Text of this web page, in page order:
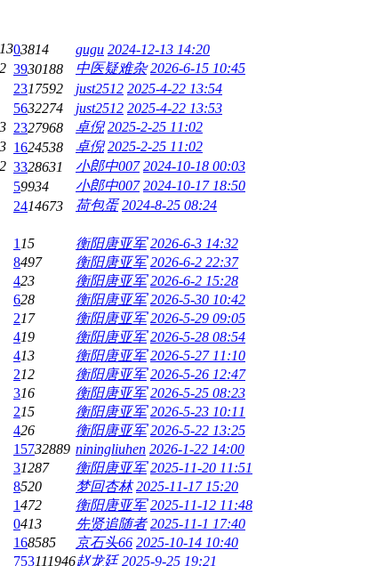
03814 gugu 2024-12-13 14:20
3930188 中医疑难杂 2026-6-15 10:45
2317592 just2512 2025-4-22 13:54
5632274 just2512 2025-4-22 13:53
2327968 卓倪 2025-2-25 11:02
1624538 卓倪 2025-2-25 11:02
3328631 小郎中007 2024-10-18 00:03
59934 小郎中007 2024-10-17 18:50
2414673 荷包蛋 2024-8-25 08:24
115 衡阳唐亚军 2026-6-3 14:32
8497 衡阳唐亚军 2026-6-2 22:37
423 衡阳唐亚军 2026-6-2 15:28
628 衡阳唐亚军 2026-5-30 10:42
217 衡阳唐亚军 2026-5-29 09:05
419 衡阳唐亚军 2026-5-28 08:54
413 衡阳唐亚军 2026-5-27 11:10
212 衡阳唐亚军 2026-5-26 12:47
316 衡阳唐亚军 2026-5-25 08:23
215 衡阳唐亚军 2026-5-23 10:11
426 衡阳唐亚军 2026-5-22 13:25
15732889 niningliuhen 2026-1-22 14:00
31287 衡阳唐亚军 2025-11-20 11:51
8520 梦回杏林 2025-11-17 15:20
1472 衡阳唐亚军 2025-11-12 11:48
0413 先贤追随者 2025-11-1 17:40
168585 京石头66 2025-10-14 10:40
753111946赵龙廷 2025-9-25 19:21